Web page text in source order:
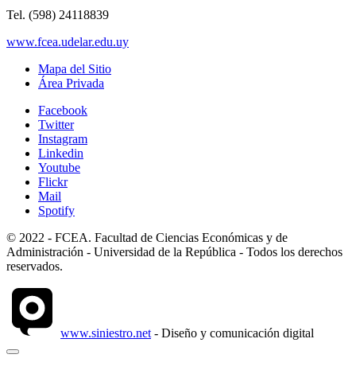
Tel. (598) 24118839
www.fcea.udelar.edu.uy
Mapa del Sitio
Área Privada
Facebook
Twitter
Instagram
Linkedin
Youtube
Flickr
Mail
Spotify
© 2022 - FCEA. Facultad de Ciencias Económicas y de
Administración - Universidad de la República - Todos los derechos
reservados.
www.siniestro.net - Diseño y comunicación digital